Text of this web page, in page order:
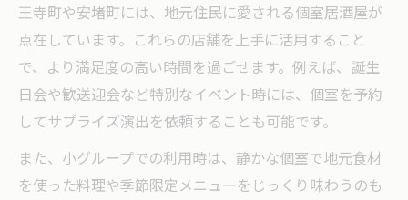
王寺町や安堵町には、地元住民に愛される個室居酒屋が
点在しています。これらの店舗を上手に活用すること
で、より満足度の高い時間を過ごせます。例えば、誕生
日会や歓送迎会など特別なイベント時には、個室を予約
してサプライズ演出を依頼することも可能です。
また、小グループでの利用時は、静かな個室で地元食材
を使った料理や季節限定メニューをじっくり味わうのも